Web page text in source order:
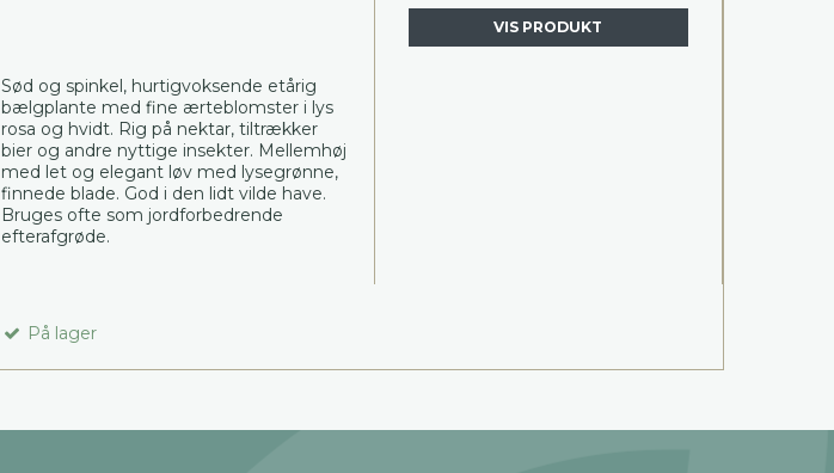
Sød og spinkel, hurtigvoksende etårig
bælgplante med fine ærteblomster i lys
rosa og hvidt. Rig på nektar, tiltrækker
bier og andre nyttige insekter. Mellemhøj
med let og elegant løv med lysegrønne,
finnede blade. God i den lidt vilde have.
Bruges ofte som jordforbedrende
efterafgrøde.
På lager
VIS PRODUKT